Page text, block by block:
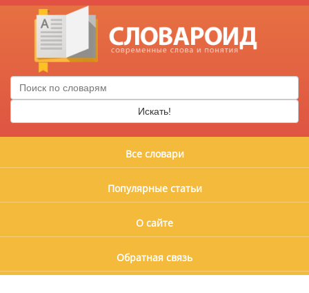
Искать!
Все словари
Популярные статьи
О сайте
Обратная связь